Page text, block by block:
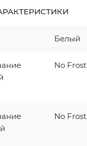
Белый
No Frost
No Frost